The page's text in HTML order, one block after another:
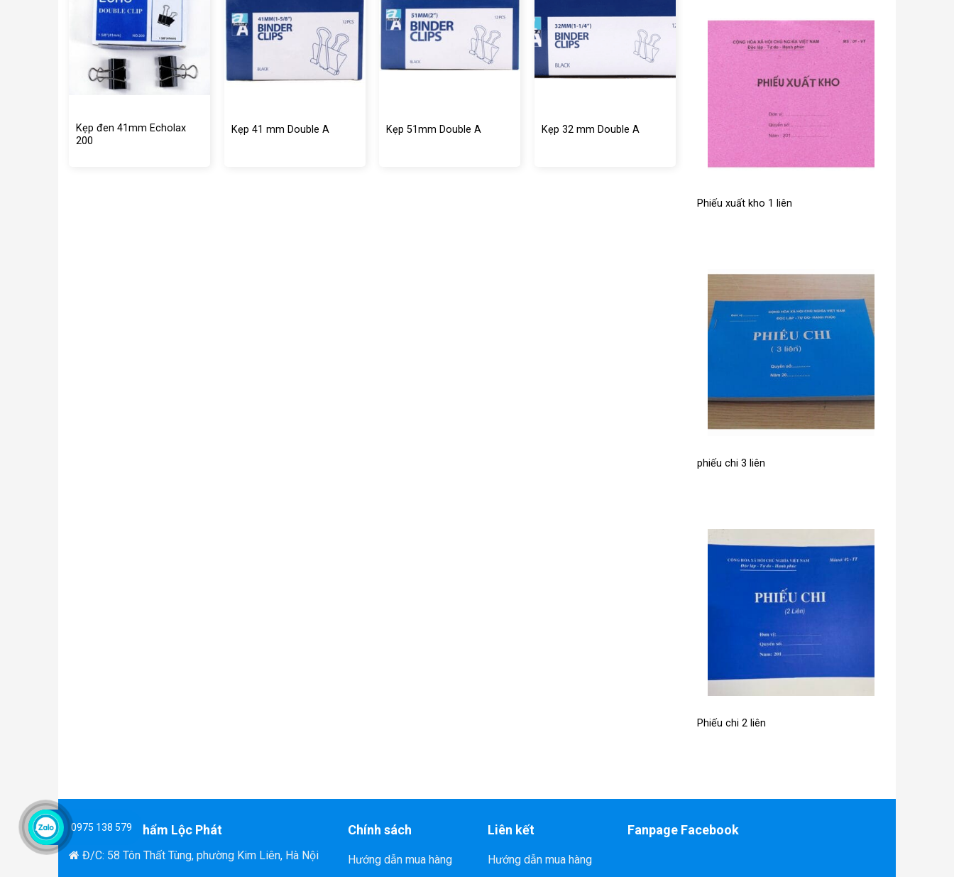
Kẹp đen 41mm Echolax
200
Kẹp 41 mm Double A Kẹp 51mm Double A Kẹp 32 mm Double A
Phiếu xuất kho 1 liên
phiếu chi 3 liên
Phiếu chi 2 liên
Văn Phòng Phẩm Lộc Phát
Đ/C: 58 Tôn Thất Tùng, phường Kim Liên, Hà Nội
Chính sách
Hướng dẫn mua hàng
Liên kết
Hướng dẫn mua hàng
Fanpage Facebook
0975 138 579